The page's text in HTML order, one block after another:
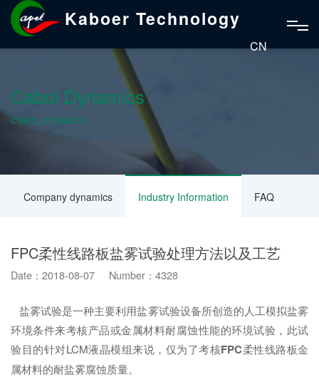
Kaboer Technology
CN
Cabol Dynamics
CABOL DYNAMICS
Company dynamics Industry Information FAQ
FPC柔性线路板盐雾试验处理方法以及工艺
Date：2018-08-07 Number：4328
盐雾试验是一种主要利用盐雾试验设备所创造的人工模拟盐雾
环境条件来考核产品或金属材料耐腐蚀性能的环境试验，此试
验目的针对LCM液晶模组来说，仅为了考核FPC柔性线路板金
属材料的耐盐雾腐蚀质量。